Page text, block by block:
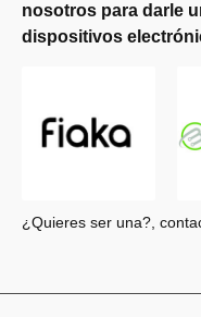
nosotros para darle
dispositivos
¿Quieres ser una?,